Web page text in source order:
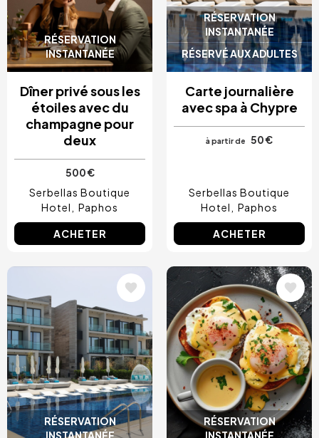
RÉSERVATION
INSTANTANÉE
Dîner privé sous les
étoiles avec du
champagne pour
deux
500 €
Serbellas Boutique
Hotel
Paphos
ACHETER
RÉSERVATION
INSTANTANÉE
RÉSERVÉ AUX ADULTES
Carte journalière
avec spa à Chypre
à partir de 50 €
Serbellas Boutique
Hotel
Paphos
ACHETER
RÉSERVATION
INSTANTANÉE
Image
RÉSERVATION
INSTANTANÉE
Image